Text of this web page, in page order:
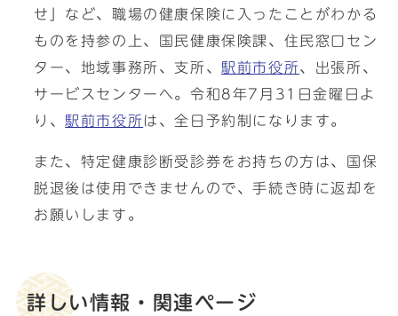
せ」など、職場の健康保険に入ったことがわかる
ものを持参の上、国民健康保険課、住民窓口セン
ター、地域事務所、支所、 駅前市役所、出張所、
サービスセンターへ。令和8年7月31日金曜日よ
り、 駅前市役所は、全日予約制になります。
また、特定健康診断受診券をお持ちの方は、国保
脱退後は使用できませんので、手続き時に返却を
お願いします。
詳しい情報・関連ページ